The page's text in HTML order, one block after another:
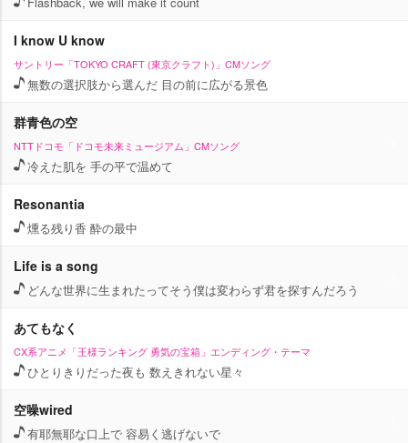
I know U know
サントリー「TOKYO CRAFT (東京クラフト)」CMソング
無数の選択肢から選んだ 目の前に広がる景色
群青色の空
NTTドコモ「ドコモ未来ミュージアム」CMソング
冷えた肌を 手の平で温めて
Resonantia
燻る残り香 酔の最中
Life is a song
どんな世界に生まれたってそう僕は変わらず君を探すんだろう
あてもなく
CX系アニメ「王様ランキング 勇気の宝箱」エンディング・テーマ
ひとりきりだった夜も 数えきれない星々
空噪wired
有耶無耶な口上で 容易く逃げないで